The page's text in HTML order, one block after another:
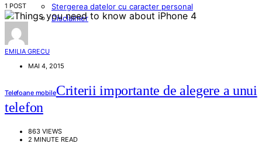
Stergerea datelor cu caracter personal
Disclaimer
1 POST
EMILIA GRECU
MAI 4, 2015
Telefoane mobileCriterii importante de alegere a unui
telefon
863 VIEWS
2 MINUTE READ